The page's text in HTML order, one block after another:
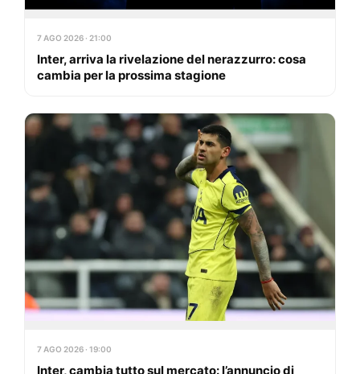
7 AGO 2026 · 21:00
Inter, arriva la rivelazione del nerazzurro: cosa
cambia per la prossima stagione
7 AGO 2026 · 19:00
Inter, cambia tutto sul mercato: l’annuncio di